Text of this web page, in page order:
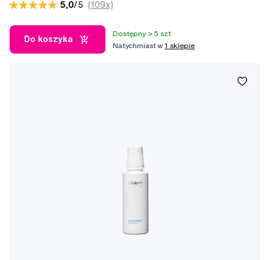
5,0/5 (109x)
Do koszyka
Dostępny > 5 szt
Natychmiast w1 sklepie